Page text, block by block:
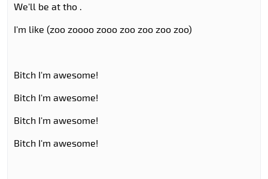
We'll be at tho .
I'm like (zoo zoooo zooo zoo zoo zoo zoo)
Bitch I'm awesome!
Bitch I'm awesome!
Bitch I'm awesome!
Bitch I'm awesome!